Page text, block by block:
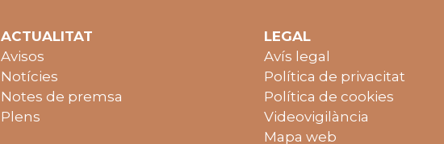
ACTUALITAT
Avisos
Notícies
Notes de premsa
Plens
LEGAL
Avís legal
Política de privacitat
Política de cookies
Videovigilància
Mapa web